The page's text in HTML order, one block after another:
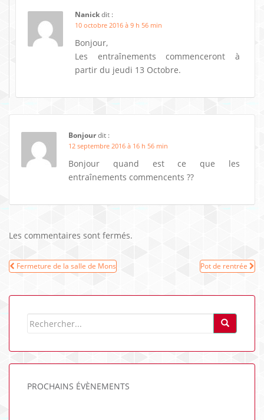
Nanickdit :
10 octobre 2016 à 9 h 56 min
Bonjour,
Les entraînements commenceront à
partir du jeudi 13 Octobre.
Bonjourdit :
12 septembre 2016 à 16 h 56 min
Bonjour quand est ce que les
entraînements commencents ??
Les commentaires sont fermés.
Navigation
de
l’article
Fermeture de la salle de Mons Pot de rentrée
PROCHAINS ÉVÈNEMENTS